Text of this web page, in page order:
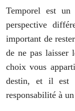
Temporel est
perspective
important de
de ne pas laisser
choix vous
destin, et il est
responsabilité à